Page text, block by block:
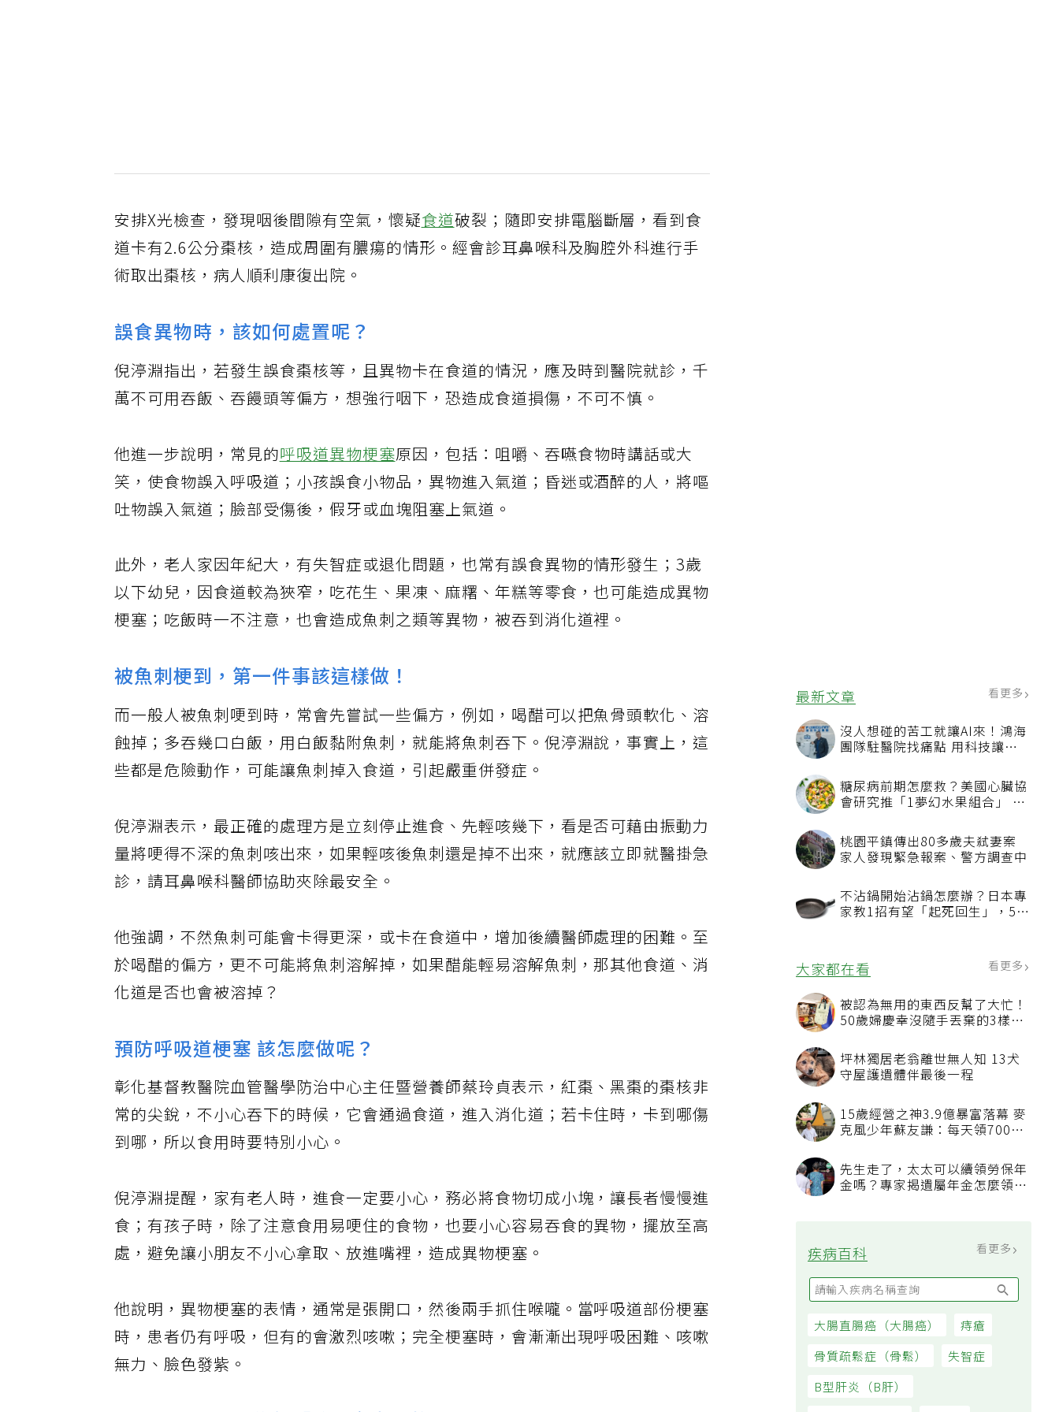
最新文章 看更多
沒人想碰的苦工就讓AI來！鴻海
團隊駐醫院找痛點 用科技讓醫
糖尿病前期怎麼救？美國心臟協
會研究推「1夢幻水果組合」 酪
桃園平鎮傳出80多歲夫弒妻案
家人發現緊急報案、警方調查中
不沾鍋開始沾鍋怎麼辦？日本專
家教1招有望「起死回生」，5情
大家都在看
被認為無用的東西反幫了大忙！
50歲婦慶幸沒隨手丟棄的3樣物
坪林獨居老翁離世無人知 13犬
守屋護遺體伴最後一程
15歲經營之神3.9億暴富落幕 麥
克風少年蘇友謙：每天領700元
先生走了，太太可以續領勞保年
疾病百科
安排X光檢查，發現咽後間隙有空氣，懷疑食道破裂；隨即安排電腦斷層，看到食
道卡有2.6公分棗核，造成周圍有膿瘍的情形。經會診耳鼻喉科及胸腔外科進行手
術取出棗核，病人順利康復出院。
誤食異物時，該如何處置呢？
倪渟淵指出，若發生誤食棗核等，且異物卡在食道的情況，應及時到醫院就診，千
萬不可用吞飯、吞饅頭等偏方，想強行咽下，恐造成食道損傷，不可不慎。
他進一步說明，常見的呼吸道異物梗塞原因，包括：咀嚼、吞嚥食物時講話或大
笑，使食物誤入呼吸道；小孩誤食小物品，異物進入氣道；昏迷或酒醉的人，將嘔
吐物誤入氣道；臉部受傷後，假牙或血塊阻塞上氣道。
此外，老人家因年紀大，有失智症或退化問題，也常有誤食異物的情形發生；3歲
以下幼兒，因食道較為狹窄，吃花生、果凍、麻糬、年糕等零食，也可能造成異物
梗塞；吃飯時一不注意，也會造成魚刺之類等異物，被吞到消化道裡。
被魚刺梗到，第一件事該這樣做！
而一般人被魚刺哽到時，常會先嘗試一些偏方，例如，喝醋可以把魚骨頭軟化、溶
蝕掉；多吞幾口白飯，用白飯黏附魚刺，就能將魚刺吞下。倪渟淵說，事實上，這
些都是危險動作，可能讓魚刺掉入食道，引起嚴重併發症。
倪渟淵表示，最正確的處理方是立刻停止進食、先輕咳幾下，看是否可藉由振動力
量將哽得不深的魚刺咳出來，如果輕咳後魚刺還是掉不出來，就應該立即就醫掛急
診，請耳鼻喉科醫師協助夾除最安全。
他強調，不然魚刺可能會卡得更深，或卡在食道中，增加後續醫師處理的困難。至
於喝醋的偏方，更不可能將魚刺溶解掉，如果醋能輕易溶解魚刺，那其他食道、消
化道是否也會被溶掉？
預防呼吸道梗塞 該怎麼做呢？
彰化基督教醫院血管醫學防治中心主任暨營養師蔡玲貞表示，紅棗、黑棗的棗核非
常的尖銳，不小心吞下的時候，它會通過食道，進入消化道；若卡住時，卡到哪傷
到哪，所以食用時要特別小心。
倪渟淵提醒，家有老人時，進食一定要小心，務必將食物切成小塊，讓長者慢慢進
食；有孩子時，除了注意食用易哽住的食物，也要小心容易吞食的異物，擺放至高
處，避免讓小朋友不小心拿取、放進嘴裡，造成異物梗塞。
他說明，異物梗塞的表情，通常是張開口，然後兩手抓住喉嚨。當呼吸道部份梗塞
時，患者仍有呼吸，但有的會激烈咳嗽；完全梗塞時，會漸漸出現呼吸困難、咳嗽
無力、臉色發紫。